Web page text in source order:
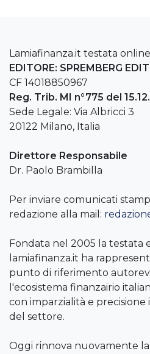
Lamiafinanza.it testata online
EDITORE: SPREMBERG
CF 14018850967
Reg. Trib. MI n°775 del
Sede Legale: Via Albricci 3
20122 Milano, Italia
Direttore Responsabile
Dr. Paolo Brambilla
Per inviare comunicati
redazione alla mail:
Fondata nel 2005 la testata
lamiafinanza.it ha
punto di riferimento
l'ecosistema finanzairio
con imparzialità e
del settore.
Oggi rinnova nuovamente